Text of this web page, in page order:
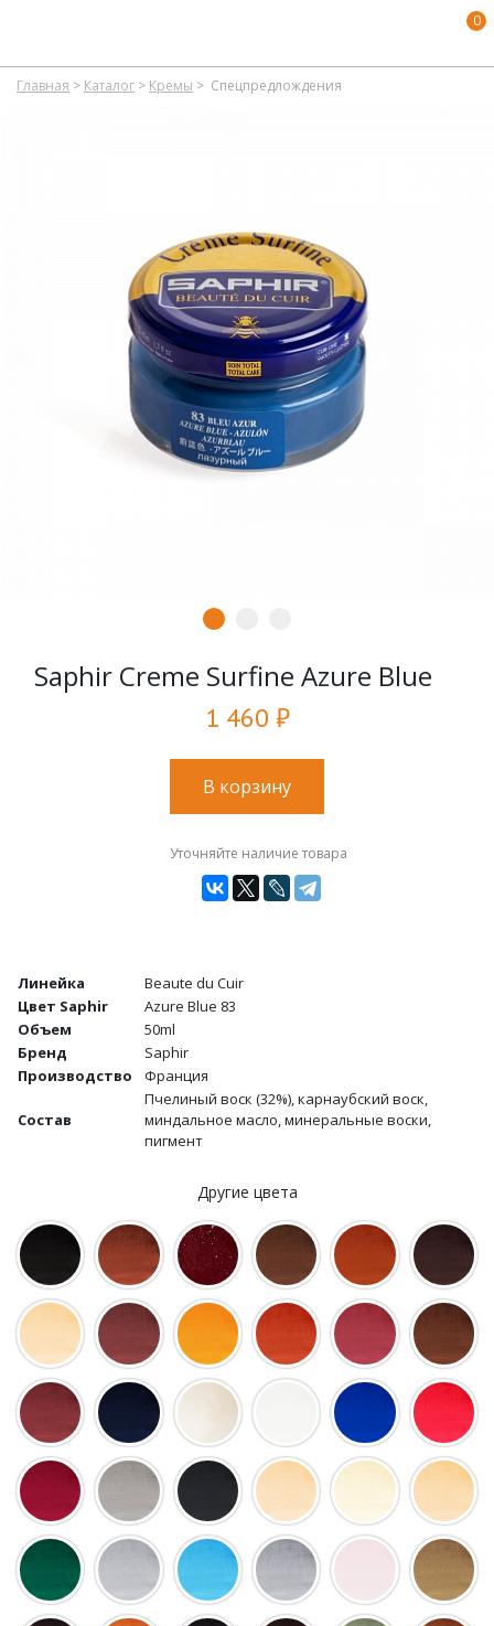
0
Главная > Каталог > Кремы > Спецпредлождения
Saphir Creme Surfine Azure Blue
1 460 ₽
В корзину
Уточняйте наличие товара
Линейка
Beaute du Cuir
Цвет Saphir
Azure Blue 83
Объем
50ml
Бренд
Saphir
Производство
Франция
Состав
Пчелиный воск (32%), карнаубский воск,
миндальное масло, минеральные воски,
пигмент
Другие цвета